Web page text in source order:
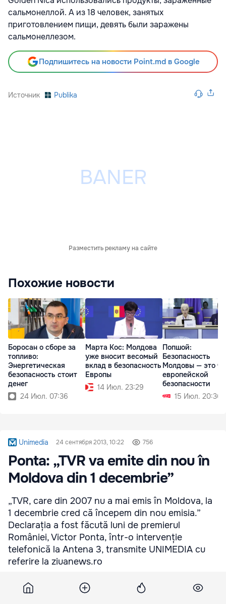
сальмонеллой. А из 18 человек, занятых
приготовлением пищи, девять были заражены
сальмонеллезом.
Подпишитесь на новости Point.md в Google
Источник Publika
Разместить рекламу на сайте
Похожие новости
Боросан о сборе за
топливо:
Энергетическая
безопасность стоит
денег
24 Июл. 07:36
Марта Кос: Молдова
уже вносит весомый
вклад в безопасность
Европы
14 Июл. 23:29
Попшой:
Безопасность
Молдовы — это
европейской
безопасности
15 Июл. 20:36
Unimedia 24 сентября 2013, 10:22 756
Ponta: „TVR va emite din nou în
Moldova din 1 decembrie”
„TVR, care din 2007 nu a mai emis în Moldova, la
1 decembrie cred că începem din nou emisia.”
Declarația a fost făcută luni de premierul
României, Victor Ponta, într-o intervenție
telefonică la Antena 3, transmite UNIMEDIA cu
referire la ziuanews.ro